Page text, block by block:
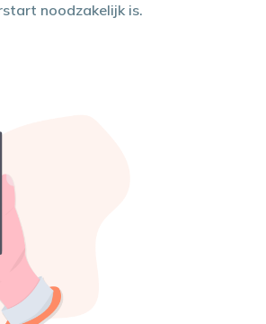
noodzakelijk is.